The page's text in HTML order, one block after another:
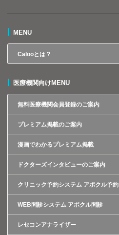
MENU
Calooとは？
医療機関向けMENU
無料医療機関会員登録のご案内
プレミアム掲載のご案内
漫画でわかるプレミアム掲載
ドクターズインタビューのご案内
クリニック予約システム アポクル予約
WEB問診システム アポクル問診
レセコンアナライザー